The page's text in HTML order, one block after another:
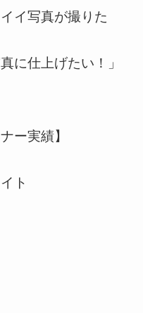
イ写真が撮りた
に仕上げたい！」
ー実績】
ト